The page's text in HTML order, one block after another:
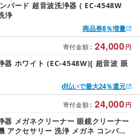
バード 超音波洗浄器 ( EC-4548W
浄
商品券8％増量
寄付金額 : 24,000円
器 ホワイト (EC-4548W)[ 超音波 眼
d払いで最大24％還元
寄付金額 : 24,000円
器 メガネクリーナー 眼鏡クリーナー
アクセサリー 洗浄 メガネ コンパク